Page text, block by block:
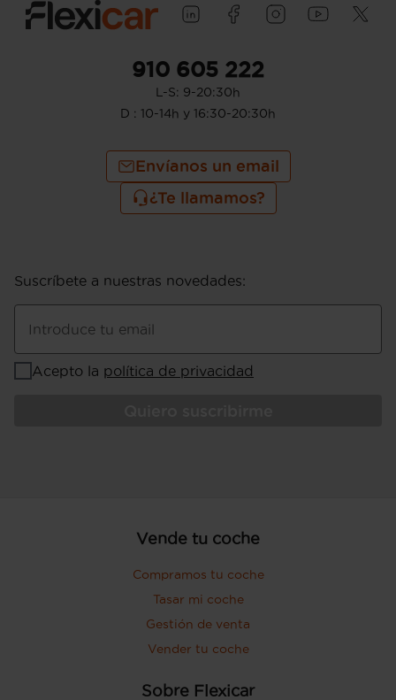
910 605 222
L-S: 9-20:30h
D : 10-14h y 16:30-20:30h
Envíanos un email
¿Te llamamos?
Suscríbete a nuestras novedades:
Introduce tu email
Acepto la política de privacidad
Vende tu coche
Compramos tu coche
Tasar mi coche
Gestión de venta
Vender tu coche
Sobre Flexicar